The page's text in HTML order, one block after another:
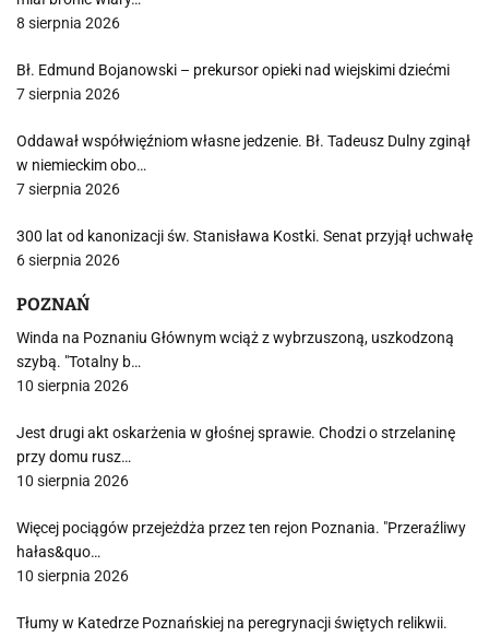
8 sierpnia 2026
Bł. Edmund Bojanowski – prekursor opieki nad wiejskimi dziećmi
7 sierpnia 2026
Oddawał współwięźniom własne jedzenie. Bł. Tadeusz Dulny zginął
w niemieckim obo…
7 sierpnia 2026
300 lat od kanonizacji św. Stanisława Kostki. Senat przyjął uchwałę
6 sierpnia 2026
POZNAŃ
Winda na Poznaniu Głównym wciąż z wybrzuszoną, uszkodzoną
szybą. "Totalny b…
10 sierpnia 2026
Jest drugi akt oskarżenia w głośnej sprawie. Chodzi o strzelaninę
przy domu rusz…
10 sierpnia 2026
Więcej pociągów przejeżdża przez ten rejon Poznania. "Przeraźliwy
hałas&quo…
10 sierpnia 2026
Tłumy w Katedrze Poznańskiej na peregrynacji świętych relikwii.